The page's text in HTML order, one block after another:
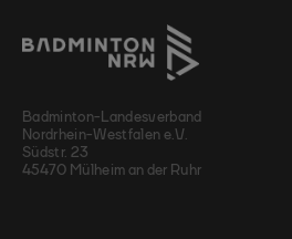
Badminton-Landesverband
Nordrhein-Westfalen e.V.
Südstr. 23
45470 Mülheim an der Ruhr